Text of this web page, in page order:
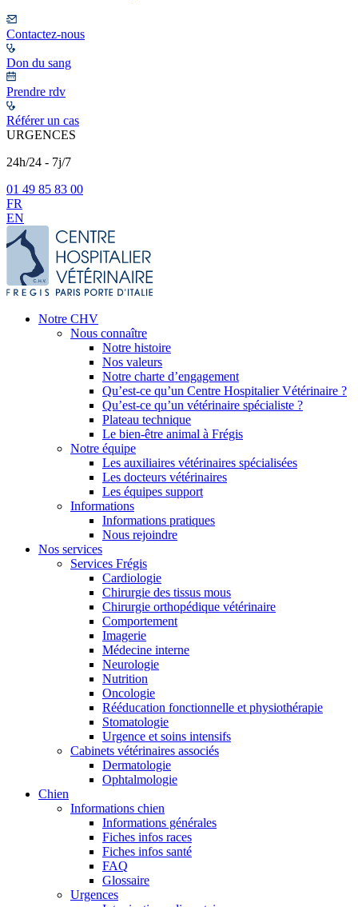
Contactez-nous
Don du sang
Prendre rdv
Référer un cas
URGENCES
24h/24 - 7j/7
01 49 85 83 00
FR
EN
Notre CHV
Nous connaître
Notre histoire
Nos valeurs
Notre charte d’engagement
Qu’est-ce qu’un Centre Hospitalier Vétérinaire ?
Qu’est-ce qu’un vétérinaire spécialiste ?
Plateau technique
Le bien-être animal à Frégis
Notre équipe
Les auxiliaires vétérinaires spécialisées
Les docteurs vétérinaires
Les équipes support
Informations
Informations pratiques
Nous rejoindre
Nos services
Services Frégis
Cardiologie
Chirurgie des tissus mous
Chirurgie orthopédique vétérinaire
Comportement
Imagerie
Médecine interne
Neurologie
Nutrition
Oncologie
Rééducation fonctionnelle et physiothérapie
Stomatologie
Urgence et soins intensifs
Cabinets vétérinaires associés
Dermatologie
Ophtalmologie
Chien
Informations chien
Informations générales
Fiches infos races
Fiches infos santé
FAQ
Glossaire
Urgences